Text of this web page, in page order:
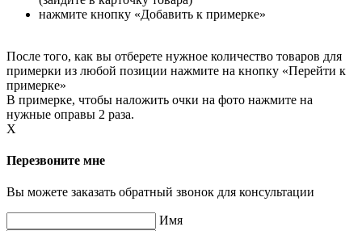
нажмите кнопку «Добавить к примерке»
После того, как вы отберете нужное количество товаров для
примерки из любой позиции нажмите на кнопку «Перейти к
примерке»
В примерке, чтобы наложить очки на фото нажмите на
нужные оправы 2 раза.
X
Перезвоните мне
Вы можете заказать обратный звонок для консультации
Имя